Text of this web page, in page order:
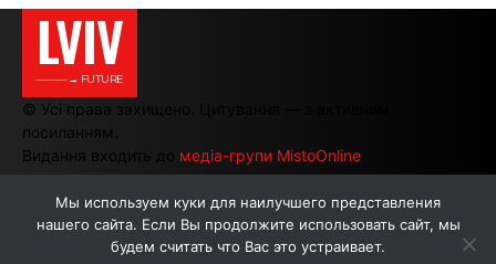
LVIV
———→ FUTURE
© Усі права захищено. Цитування — з активним
посиланням.
Видання входить до медіа-групи MistoOnline
АВТОРИ РЕКЛАМА НА САЙТІ
Мы используем куки для наилучшего представления
нашего сайта. Если Вы продолжите использовать сайт, мы
будем считать что Вас это устраивает.